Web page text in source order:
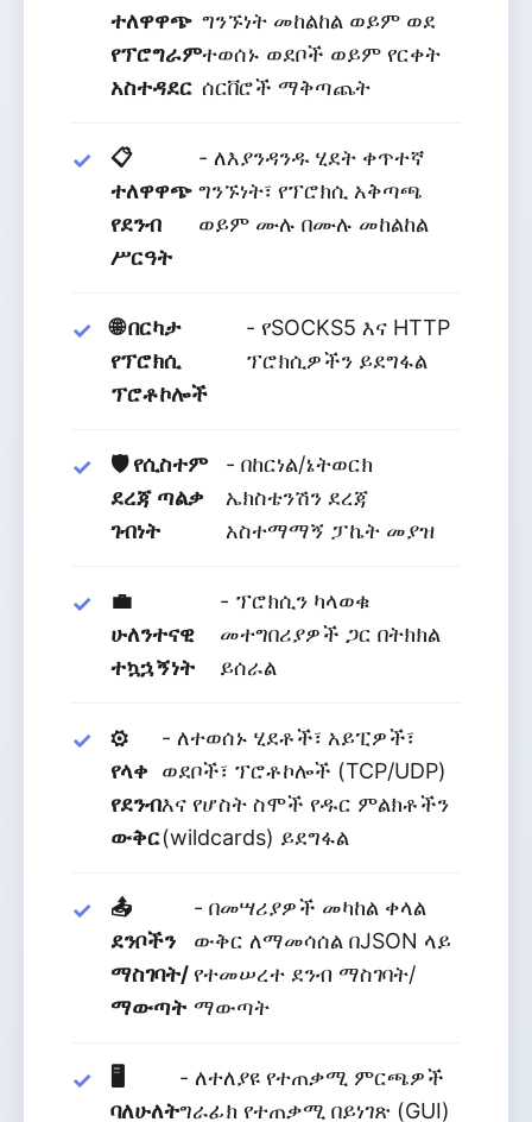
ተለዋዋጭ
የፕሮግራም
አስተዳደር
ግንኙነት መከልከል ወይም ወደ
ተወሰኑ ወደቦች ወይም የርቀት
ሰርቨሮች ማቅጣጨት
📋
ተለዋዋጭ
የደንብ
ሥርዓት
- ለእያንዳንዱ ሂደት ቀጥተኛ
ግንኙነት፣ የፕሮክሲ አቅጣጫ
ወይም ሙሉ በሙሉ መከልከል
🌐 በርካታ
የፕሮክሲ
ፕሮቶኮሎች
- የSOCKS5 እና HTTP
ፕሮክሲዎችን ይደግፋል
🛡️ የሲስተም
ደረጃ ጣልቃ
ገብነት
- በከርነል/ኔትወርክ
ኤክስቴንሽን ደረጃ
አስተማማኝ ፓኬት መያዝ
💼
ሁለንተናዊ
ተኳኋኝነት
- ፕሮክሲን ካላወቁ
መተግበሪያዎች ጋር በትክክል
ይሰራል
⚙️
የላቀ
የደንብ
ውቅር
- ለተወሰኑ ሂደቶች፣ አይፒዎች፣
ወደቦች፣ ፕሮቶኮሎች (TCP/UDP)
እና የሆስት ስሞች የዱር ምልክቶችን
(wildcards) ይደግፋል
📤
ደንቦችን
ማስገባት/
ማውጣት
- በመሣሪያዎች መካከል ቀላል
ውቅር ለማመሳሰል በJSON ላይ
የተመሠረተ ደንብ ማስገባት/
ማውጣት
🖥️
ባለሁለት
- ለተለያዩ የተጠቃሚ ምርጫዎች
ግራፊክ የተጠቃሚ በይነገጽ (GUI)